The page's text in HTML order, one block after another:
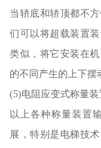
当轿底和轿顶都不
们可以将超载装置
类似，将它安装在
的不同产生的上下摆
(5)电阻应变式称量装
以上各种称量装置
展，特别是电梯技